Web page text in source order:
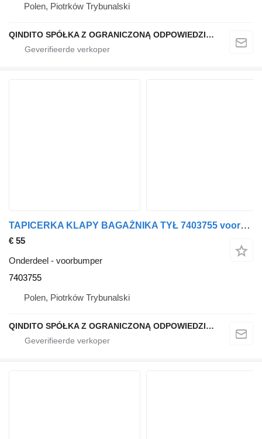
Polen, Piotrków Trybunalski
QINDITO SPÓŁKA Z OGRANICZONĄ ODPOWIEDZIALNOŚCIĄ
TAPICERKA KLAPY BAGAŻNIKA TYŁ 7403755 voorbumper voor BMW X3 G01 auto
€ 55
Onderdeel - voorbumper
7403755
Polen, Piotrków Trybunalski
QINDITO SPÓŁKA Z OGRANICZONĄ ODPOWIEDZIALNOŚCIĄ